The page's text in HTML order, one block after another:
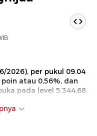
2026), per pukul 09.04
atau 0,56%, dan
pada level 5.344,68
sentimen dalam
IHSG ke zona
Indonesia yang